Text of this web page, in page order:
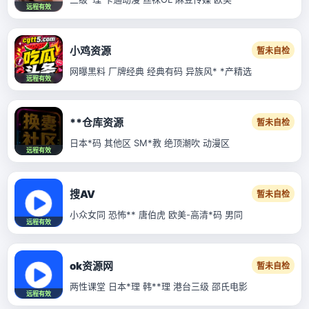
远程有效
远程有效
小鸡资源 暂未自检
网曝黑料 厂牌经典 经典有码 异族风* *产精选
远程有效
**仓库资源 暂未自检
日本*码 其他区 SM*教 绝顶潮吹 动漫区
远程有效
搜AV 暂未自检
小众女同 恐怖** 唐伯虎 欧美-高清*码 男同
远程有效
ok资源网 暂未自检
两性课堂 日本*理 韩**理 港台三级 邵氏电影